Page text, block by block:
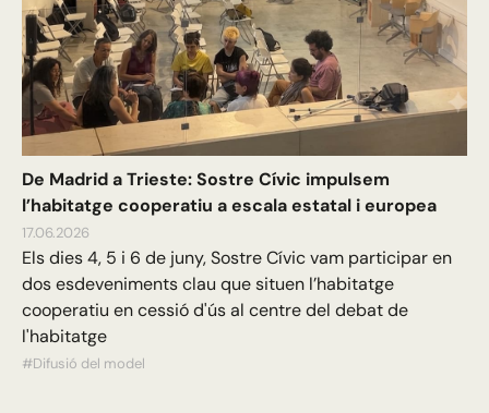
De Madrid a Trieste: Sostre Cívic impulsem
l’habitatge cooperatiu a escala estatal i europea
17.06.2026
Els dies 4, 5 i 6 de juny, Sostre Cívic vam participar en
dos esdeveniments clau que situen l’habitatge
cooperatiu en cessió d'ús al centre del debat de
l'habitatge
#Difusió del model